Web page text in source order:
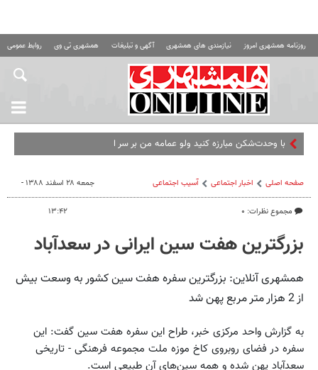
روزنامه همشهری امروز نیازمندی های همشهری آگهی و تبلیغات همشهری تی وی روابط عمومی
با وحدت‌شکن مبارزه کنید ولو عمامه من بر سر او باشد | ر
صفحه اصلی اخبار اجتماعی آسیب اجتماعی
مجموع نظرات: ۰
جمعه ۲۸ اسفند ۱۳۸۸ -
۱۳:۴۲
بزرگترین هفت سین ایرانی در سعدآباد
همشهری آنلاین: بزرگترین سفره هفت سین کشور به وسعت بیش
از 2 هزار متر مربع پهن شد
به گزارش واحد مرکزی خبر، طراح این سفره هفت سین گفت: این
سفره در فضای روبروی کاخ موزه ملت مجموعه فرهنگی - تاریخی
سعد‌آباد پهن شده و همه سین‌های آن طبیعی است.